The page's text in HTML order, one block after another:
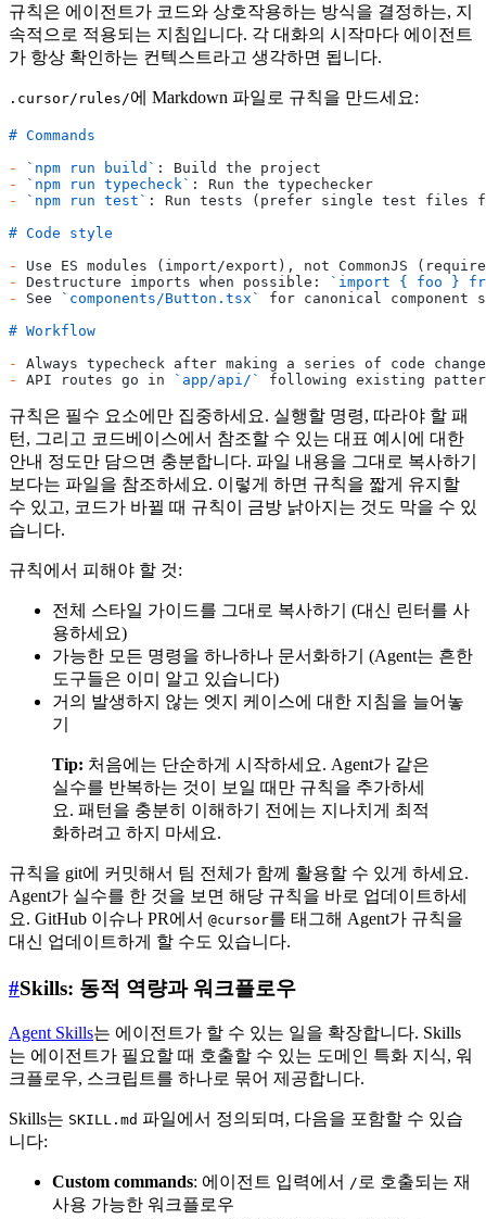
규칙은 에이전트가 코드와 상호작용하는 방식을 결정하는, 지
속적으로 적용되는 지침입니다. 각 대화의 시작마다 에이전트
가 항상 확인하는 컨텍스트라고 생각하면 됩니다.
.cursor/rules/에 Markdown 파일로 규칙을 만드세요:
# Commands
-
`npm run build` : Build the project
-
`npm run typecheck` : Run the typechecker
-
`npm run test` : Run tests (prefer single test files
# Code style
-
Use ES modules (import/export), not CommonJS
-
Destructure imports when possible:
`import { foo }
-
See `components/Button.tsx`
for canonical component
# Workflow
-
Always typecheck after making a series of code
-
API routes go in `app/api/` following existing
규칙은 필수 요소에만 집중하세요. 실행할 명령, 따라야 할 패
턴, 그리고 코드베이스에서 참조할 수 있는 대표 예시에 대한
안내 정도만 담으면 충분합니다. 파일 내용을 그대로 복사하기
보다는 파일을 참조하세요. 이렇게 하면 규칙을 짧게 유지할
수 있고, 코드가 바뀔 때 규칙이 금방 낡아지는 것도 막을 수 있
습니다.
규칙에서 피해야 할 것:
전체 스타일 가이드를 그대로 복사하기 (대신 린터를 사
용하세요)
가능한 모든 명령을 하나하나 문서화하기 (Agent는 흔한
도구들은 이미 알고 있습니다)
거의 발생하지 않는 엣지 케이스에 대한 지침을 늘어놓
기
Tip: 처음에는 단순하게 시작하세요. Agent가 같은
실수를 반복하는 것이 보일 때만 규칙을 추가하세
요. 패턴을 충분히 이해하기 전에는 지나치게 최적
화하려고 하지 마세요.
규칙을 git에 커밋해서 팀 전체가 함께 활용할 수 있게 하세요.
Agent가 실수를 한 것을 보면 해당 규칙을 바로 업데이트하세
요. GitHub 이슈나 PR에서 @cursor를 태그해 Agent가 규칙을
대신 업데이트하게 할 수도 있습니다.
#Skills: 동적 역량과 워크플로우
Agent Skills는 에이전트가 할 수 있는 일을 확장합니다. Skills
는 에이전트가 필요할 때 호출할 수 있는 도메인 특화 지식, 워
크플로우, 스크립트를 하나로 묶어 제공합니다.
Skills는 SKILL.md 파일에서 정의되며, 다음을 포함할 수 있습
니다:
Custom commands: 에이전트 입력에서 / 로 호출되는 재
사용 가능한 워크플로우